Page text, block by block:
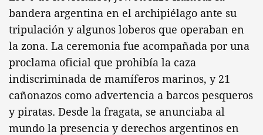
bandera argentina en el archipiélago ante su
tripulación y algunos loberos que operaban en
la zona. La ceremonia fue acompañada por una
proclama oficial que prohibía la caza
indiscriminada de mamíferos marinos, y 21
cañonazos como advertencia a barcos pesqueros
y piratas. Desde la fragata, se anunciaba al
mundo la presencia y derechos argentinos en